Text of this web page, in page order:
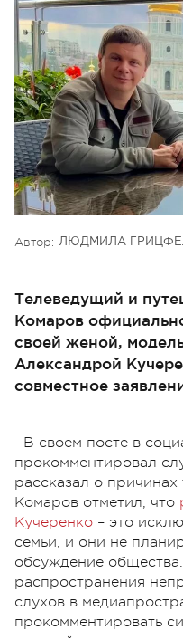
Автор: ЛЮДМИЛА
Телеведущий и
Комаров
своей женой,
Александрой
совместное
В своем посте в
прокомментировал
рассказал о
Комаров отметил, что
Кучеренко – это
семьи, и они не
обсуждение
распространения
слухов в
прокомментировать